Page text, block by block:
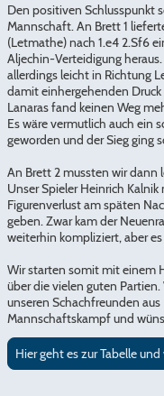
Den positiven Schlusspunkt
Mannschaft. An Brett 1
(Letmathe) nach 1.e4 2.Sf6
Aljechin-Verteidigung
allerdings leicht in Richtung
damit einhergehenden
Lanaras fand keinen Weg
Es wäre vermutlich auch ein
geworden und der Sieg ging
An Brett 2 mussten wir dann
Unser Spieler Heinrich
Figurenverlust am späten
geben. Zwar kam der
weiterhin kompliziert, aber
Wir starten somit mit einem
über die vielen guten
unseren Schachfreunden
Mannschaftskampf und
Hier geht es zur Tabelle